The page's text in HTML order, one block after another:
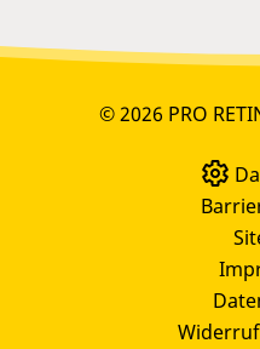
© 2026 PRO